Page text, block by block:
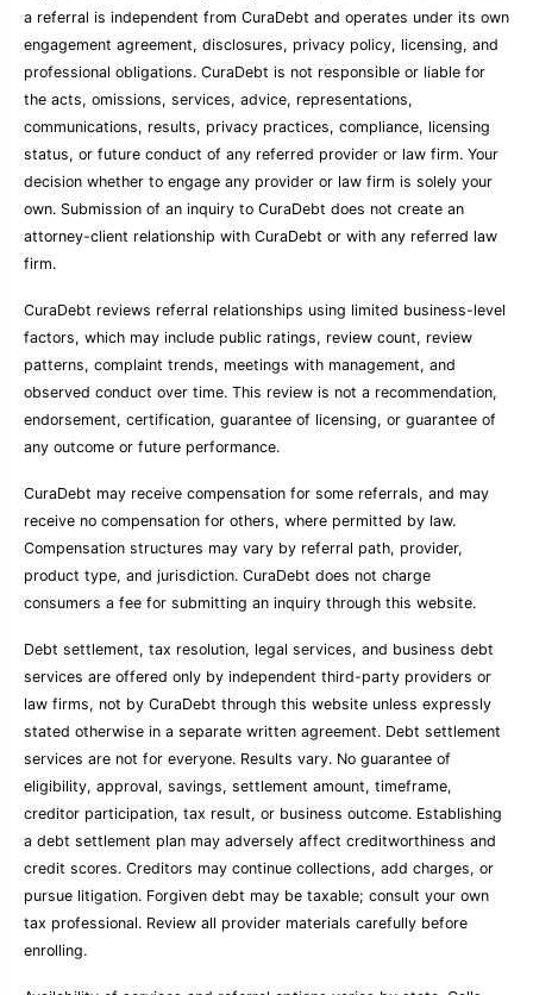
a referral is independent from CuraDebt and operates under its own
engagement agreement, disclosures, privacy policy, licensing, and
professional obligations. CuraDebt is not responsible or liable for
the acts, omissions, services, advice, representations,
communications, results, privacy practices, compliance, licensing
status, or future conduct of any referred provider or law firm. Your
decision whether to engage any provider or law firm is solely your
own. Submission of an inquiry to CuraDebt does not create an
attorney-client relationship with CuraDebt or with any referred law
firm.
CuraDebt reviews referral relationships using limited business-level
factors, which may include public ratings, review count, review
patterns, complaint trends, meetings with management, and
observed conduct over time. This review is not a recommendation,
endorsement, certification, guarantee of licensing, or guarantee of
any outcome or future performance.
CuraDebt may receive compensation for some referrals, and may
receive no compensation for others, where permitted by law.
Compensation structures may vary by referral path, provider,
product type, and jurisdiction. CuraDebt does not charge
consumers a fee for submitting an inquiry through this website.
Debt settlement, tax resolution, legal services, and business debt
services are offered only by independent third-party providers or
law firms, not by CuraDebt through this website unless expressly
stated otherwise in a separate written agreement. Debt settlement
services are not for everyone. Results vary. No guarantee of
eligibility, approval, savings, settlement amount, timeframe,
creditor participation, tax result, or business outcome. Establishing
a debt settlement plan may adversely affect creditworthiness and
credit scores. Creditors may continue collections, add charges, or
pursue litigation. Forgiven debt may be taxable; consult your own
tax professional. Review all provider materials carefully before
enrolling.